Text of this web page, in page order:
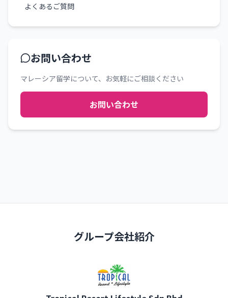
よくあるご質問
お問い合わせ
マレーシア留学について、お気軽にご相談ください
お問い合わせ
グループ会社紹介